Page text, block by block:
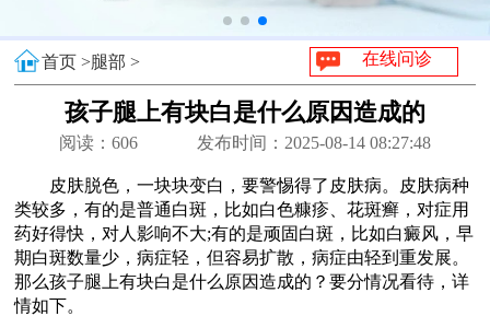
首页 >腿部 > 在线问诊
孩子腿上有块白是什么原因造成的
阅读： 606 发布时间：2025-08-14 08:27:48
皮肤脱色，一块块变白，要警惕得了皮肤病。皮肤病种
类较多，有的是普通白斑，比如白色糠疹、花斑癣，对症用
药好得快，对人影响不大;有的是顽固白斑，比如白癜风，早
期白斑数量少，病症轻，但容易扩散，病症由轻到重发展。
那么孩子腿上有块白是什么原因造成的？要分情况看待，详
情如下。